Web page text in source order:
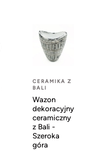
CERAMIKA Z
BALI
Wazon
dekoracyjny
ceramiczny
z Bali -
Szeroka
góra